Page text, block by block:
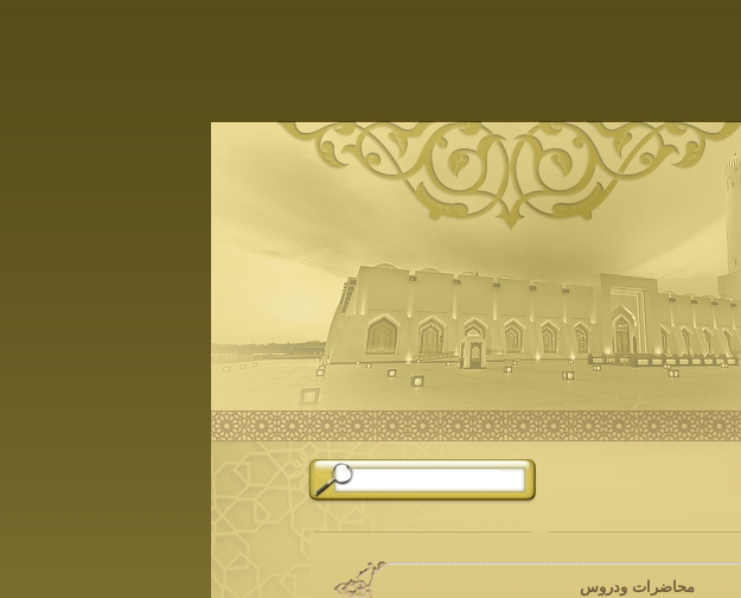
محاضرات ودروس